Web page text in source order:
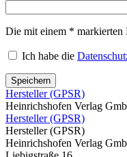
Die mit einem * markierten
Ich habe die
Speichern
Hersteller (GPSR)
Heinrichshofen Verlag
Hersteller (GPSR)
Hersteller (GPSR)
Heinrichshofen Verlag